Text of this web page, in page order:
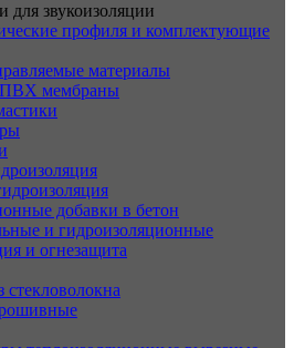
для звукоизоляции
профиля и комплектующие
материалы
мембраны
добавки в бетон
и гидроизоляционные
и огнезащита